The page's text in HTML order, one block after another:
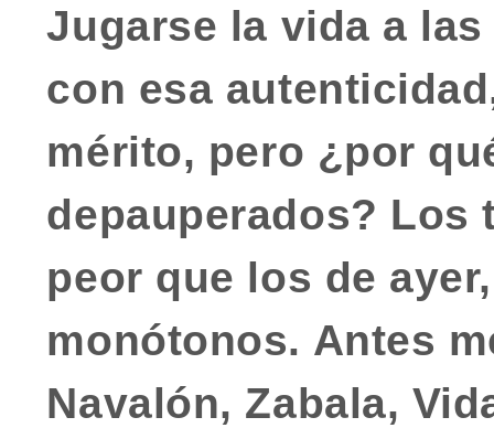
Jugarse la vida a
con esa
mérito, pero ¿por
depauperados? Los
peor que los de
monótonos. Antes
Navalón, Zabala,